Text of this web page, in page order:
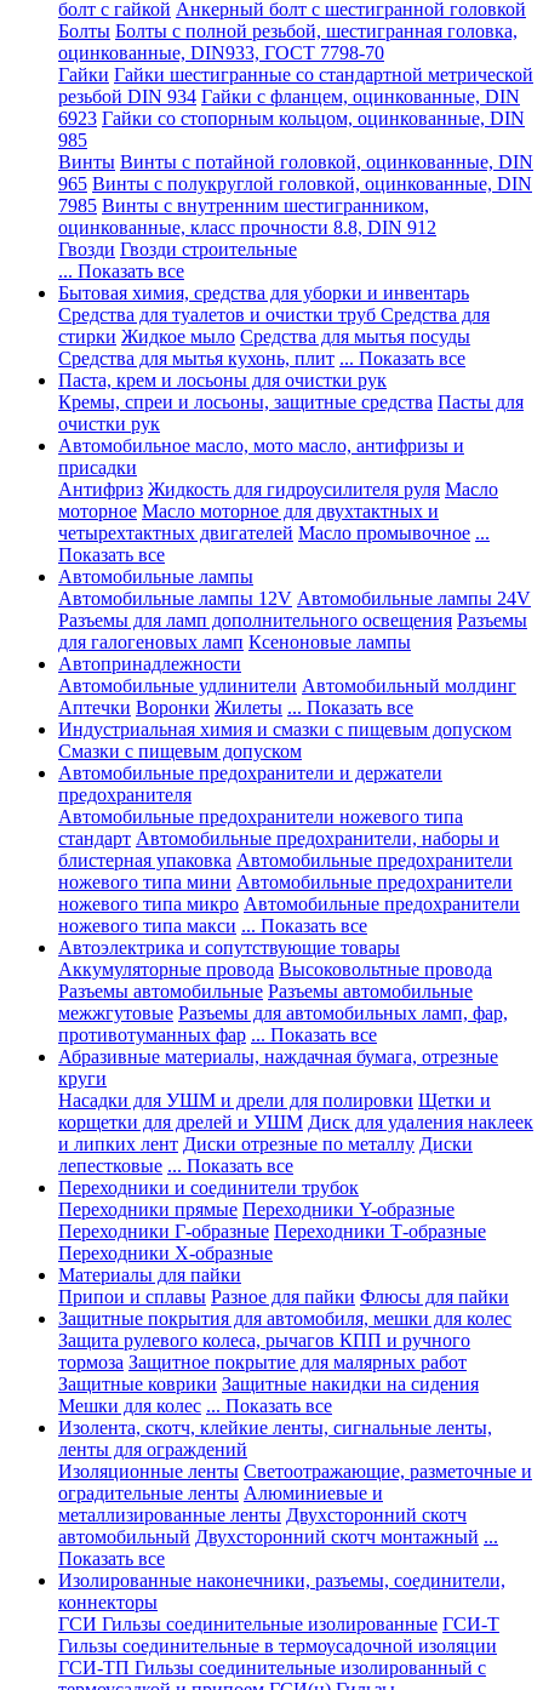
болт с гайкой Анкерный болт с шестигранной головкой
Болты Болты с полной резьбой, шестигранная головка,
оцинкованные, DIN933, ГОСТ 7798-70
Гайки Гайки шестигранные со стандартной метрической
резьбой DIN 934 Гайки с фланцем, оцинкованные, DIN
6923 Гайки со стопорным кольцом, оцинкованные, DIN
985
Винты Винты с потайной головкой, оцинкованные, DIN
965 Винты с полукруглой головкой, оцинкованные, DIN
7985 Винты с внутренним шестигранником,
оцинкованные, класс прочности 8.8, DIN 912
Гвозди Гвозди строительные
... Показать все
Бытовая химия, средства для уборки и инвентарь
Средства для туалетов и очистки труб Средства для
стирки Жидкое мыло Средства для мытья посуды
Средства для мытья кухонь, плит ... Показать все
Паста, крем и лосьоны для очистки рук
Кремы, спреи и лосьоны, защитные средства Пасты для
очистки рук
Автомобильное масло, мото масло, антифризы и
присадки
Антифриз Жидкость для гидроусилителя руля Масло
моторное Масло моторное для двухтактных и
четырехтактных двигателей Масло промывочное ...
Показать все
Автомобильные лампы
Автомобильные лампы 12V Автомобильные лампы 24V
Разъемы для ламп дополнительного освещения Разъемы
для галогеновых ламп Ксеноновые лампы
Автопринадлежности
Автомобильные удлинители Автомобильный молдинг
Аптечки Воронки Жилеты ... Показать все
Индустриальная химия и смазки с пищевым допуском
Смазки с пищевым допуском
Автомобильные предохранители и держатели
предохранителя
Автомобильные предохранители ножевого типа
стандарт Автомобильные предохранители, наборы и
блистерная упаковка Автомобильные предохранители
ножевого типа мини Автомобильные предохранители
ножевого типа микро Автомобильные предохранители
ножевого типа макси ... Показать все
Автоэлектрика и сопутствующие товары
Аккумуляторные провода Высоковольтные провода
Разъемы автомобильные Разъемы автомобильные
межжгутовые Разъемы для автомобильных ламп, фар,
противотуманных фар ... Показать все
Абразивные материалы, наждачная бумага, отрезные
круги
Насадки для УШМ и дрели для полировки Щетки и
корщетки для дрелей и УШМ Диск для удаления наклеек
и липких лент Диски отрезные по металлу Диски
лепестковые ... Показать все
Переходники и соединители трубок
Переходники прямые Переходники Y-образные
Переходники Г-образные Переходники Т-образные
Переходники Х-образные
Материалы для пайки
Припои и сплавы Разное для пайки Флюсы для пайки
Защитные покрытия для автомобиля, мешки для колес
Защита рулевого колеса, рычагов КПП и ручного
тормоза Защитное покрытие для малярных работ
Защитные коврики Защитные накидки на сидения
Мешки для колес ... Показать все
Изолента, скотч, клейкие ленты, сигнальные ленты,
ленты для ограждений
Изоляционные ленты Светоотражающие, разметочные и
оградительные ленты Алюминиевые и
металлизированные ленты Двухсторонний скотч
автомобильный Двухсторонний скотч монтажный ...
Показать все
Изолированные наконечники, разъемы, соединители,
коннекторы
ГСИ Гильзы соединительные изолированные ГСИ-Т
Гильзы соединительные в термоусадочной изоляции
ГСИ-ТП Гильзы соединительные изолированный с